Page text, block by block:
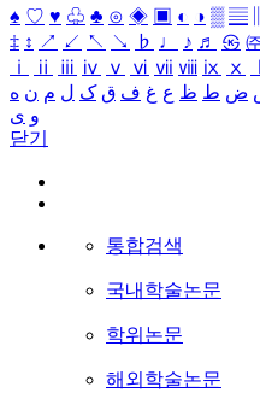
♠ ♡ ♥ ♧ ♣ ⊙ ◈ ▣ ◐ ◑ ▒ ▤
‡ ↕ ↗ ↙ ↖ ↘ ♭ ♩ ♪ ♬ ㉿
ⅰ
ⅱ ⅲ ⅳ ⅴ ⅵ ⅶ ⅷ ⅸ ⅹ
ض ط ظ ع غ ف ق ک ل م ن ه
و ی
닫기
통합검색
국내학술논문
학위논문
해외학술논문